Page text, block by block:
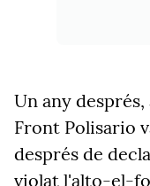
Un any
Front Polisario
després de
violat l'alto-el-